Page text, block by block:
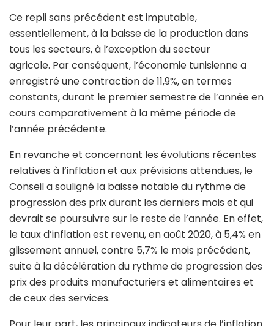
Ce repli sans précédent est imputable,
essentiellement, à la baisse de la production dans
tous les secteurs, à l’exception du secteur
agricole. Par conséquent, l’économie tunisienne a
enregistré une contraction de 11,9%, en termes
constants, durant le premier semestre de l’année en
cours comparativement à la même période de
l’année précédente.
En revanche et concernant les évolutions récentes
relatives à l’inflation et aux prévisions attendues, le
Conseil a souligné la baisse notable du rythme de
progression des prix durant les derniers mois et qui
devrait se poursuivre sur le reste de l’année. En effet,
le taux d’inflation est revenu, en août 2020, à 5,4% en
glissement annuel, contre 5,7% le mois précédent,
suite à la décélération du rythme de progression des
prix des produits manufacturiers et alimentaires et
de ceux des services.